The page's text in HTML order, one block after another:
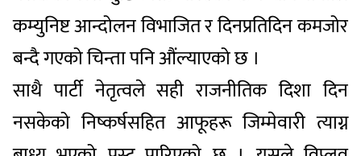
कम्युनिष्ट आन्दोलन विभाजित र दिनप्रतिदिन कमजोर
बन्दै गएको चिन्ता पनि औंल्याएको छ ।
साथै पार्टी नेतृत्वले सही राजनीतिक दिशा दिन
नसकेको निष्कर्षसहित आफूहरू जिम्मेवारी त्याग्न